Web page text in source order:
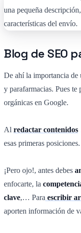
Blog de SEO
De ahí la importancia de
y parafarmacias. Pues
orgánicas en Google.
Al redactar contenidos
esas primeras posiciones.
¡Pero ojo!, antes debes
enfocarte, la
clave,… Para escribir
aporten información de